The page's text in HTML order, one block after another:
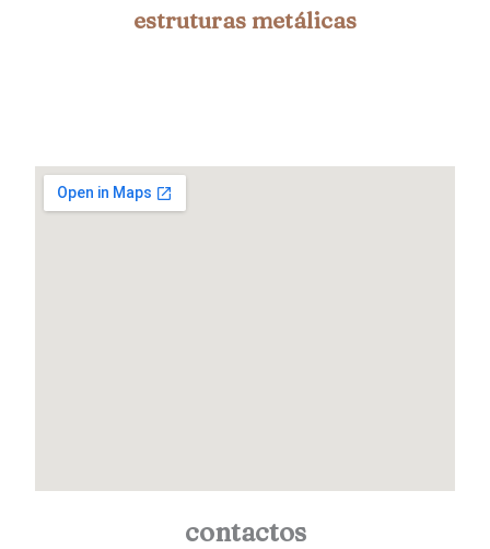
estruturas metálicas
contactos